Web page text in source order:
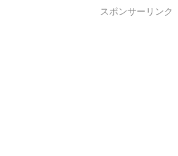
スポンサーリンク